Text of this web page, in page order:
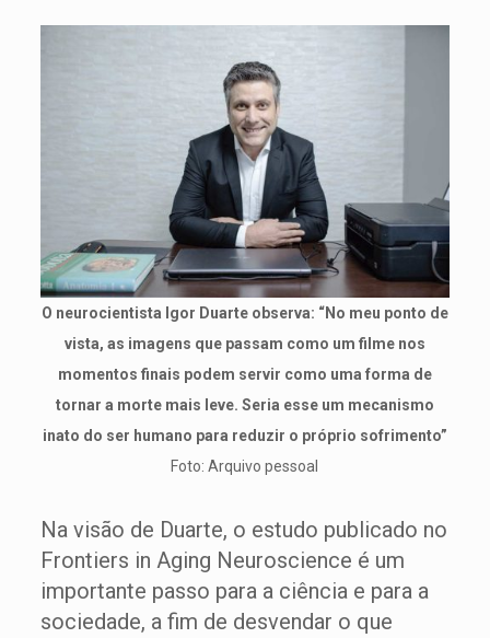
O neurocientista Igor Duarte observa: “No meu ponto de
vista, as imagens que passam como um filme nos
momentos finais podem servir como uma forma de
tornar a morte mais leve. Seria esse um mecanismo
inato do ser humano para reduzir o próprio sofrimento”
Foto: Arquivo pessoal
Na visão de Duarte, o estudo publicado no
Frontiers in Aging Neuroscience é um
importante passo para a ciência e para a
sociedade, a fim de desvendar o que